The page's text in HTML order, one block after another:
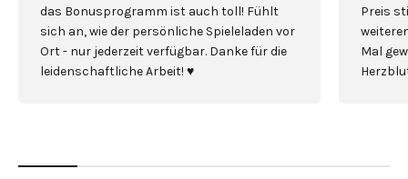
das Bonusprogramm ist auch toll! Fühlt
sich an, wie der persönliche Spieleladen vor
Ort - nur jederzeit verfügbar. Danke für die
leidenschaftliche Arbeit! ♥️
Preis
Mal